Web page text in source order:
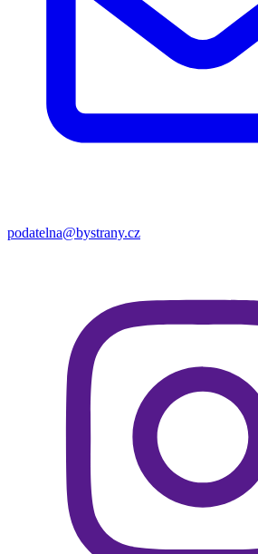
podatelna@bystrany.cz